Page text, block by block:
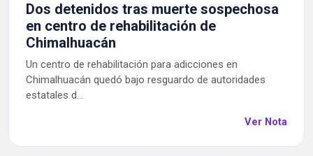
Dos detenidos tras muerte sospechosa
en centro de rehabilitación de
Chimalhuacán
Un centro de rehabilitación para adicciones en
Chimalhuacán quedó bajo resguardo de autoridades
estatales d...
Ver Nota